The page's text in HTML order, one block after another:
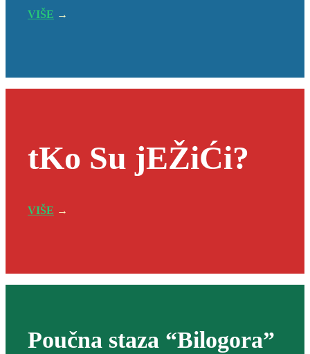
VIŠE →
tKo Su jEŽiĆi?
VIŠE →
Poučna staza “Bilogora”